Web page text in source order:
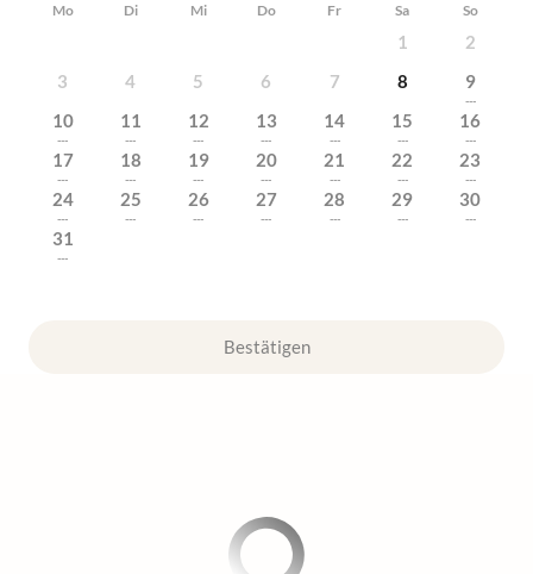
Mo Di Mi Do Fr Sa So
1
2
3
4 5 6 7 8 9
---
10
---
11
---
12
---
13
---
14
---
15
---
16
---
17
---
18
---
19
---
20
---
21
---
22
---
23
---
24
---
25
---
26
---
27
---
28
---
29
---
30
---
31
---
Bestätigen